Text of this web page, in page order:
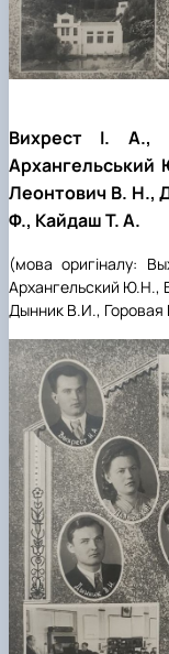
Вихрест І. А.,
Леонтович В. Н.,
Ф., Кайдаш Т. А.
(мова оригіналу:
Архангельский
Дынник В.И.,